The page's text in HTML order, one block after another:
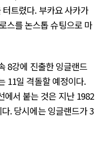
트렸다. 부카요 사카가
스를 논스톱 슈팅으로 마
8강에 진출한 잉글랜드
11일 격돌할 예정이다.
에서 붙는 것은 지난 1982
. 당시에는 잉글랜드가 3